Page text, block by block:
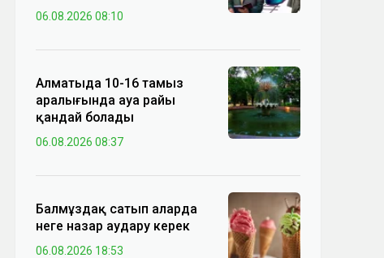
06.08.2026 08:10
Алматыда 10-16 тамыз
аралығында ауа райы
қандай болады
06.08.2026 08:37
Балмұздақ сатып аларда
неге назар аудару керек
06.08.2026 18:53